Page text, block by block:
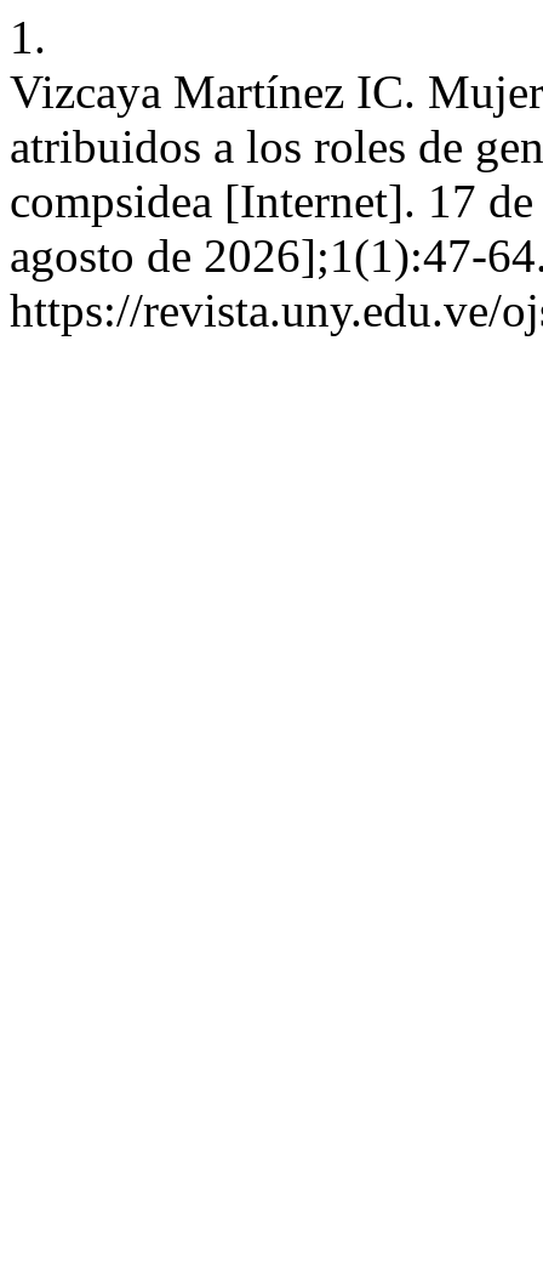
1.
Vizcaya Martínez IC.
atribuidos a los roles de
compsidea [Internet]. 17
agosto de 2026];1(1):47-
https://revista.uny.edu.ve/